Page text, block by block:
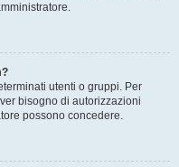
utenti o gruppi. Per
bisogno di autorizzazioni
possono concedere.